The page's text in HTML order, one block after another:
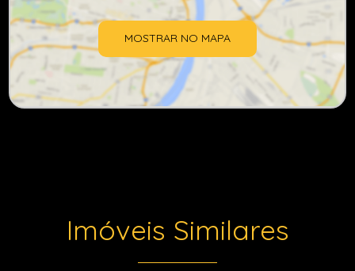
MOSTRAR NO MAPA
Imóveis Similares